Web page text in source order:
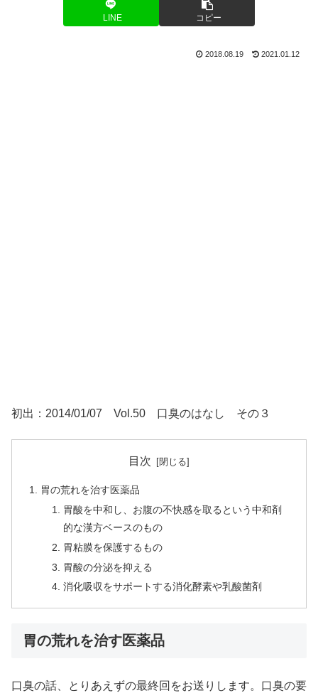
LINE コピー
2018.08.19 2021.01.12
初出：2014/01/07 Vol.50 口臭のはなし その３
目次
胃の荒れを治す医薬品
胃酸を中和し、お腹の不快感を取るという中和剤
的な漢方ベースのもの
胃粘膜を保護するもの
胃酸の分泌を抑える
消化吸収をサポートする消化酵素や乳酸菌剤
胃の荒れを治す医薬品
口臭の話、とりあえずの最終回をお送りします。口臭の要